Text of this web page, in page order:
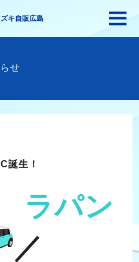
キ自販広島
せ
誕生！
ラパン
／